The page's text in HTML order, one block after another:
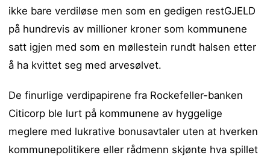
ikke bare verdiløse men som en gedigen restGJELD
på hundrevis av millioner kroner som kommunene
satt igjen med som en møllestein rundt halsen etter
å ha kvittet seg med arvesølvet.
De finurlige verdipapirene fra Rockefeller-banken
Citicorp ble lurt på kommunene av hyggelige
meglere med lukrative bonusavtaler uten at hverken
kommunepolitikere eller rådmenn skjønte hva spillet